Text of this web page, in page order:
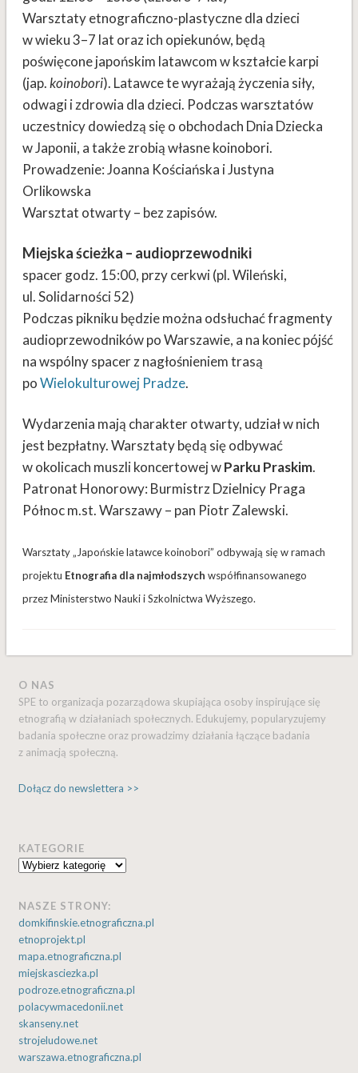
Warsztaty etnograficzno-plastyczne dla dzieci
w wieku 3–7 lat oraz ich opiekunów, będą
poświęcone japońskim latawcom w kształcie karpi
(jap.koinobori). Latawce te wyrażają życzenia siły,
odwagi i zdrowia dla dzieci. Podczas warsztatów
uczestnicy dowiedzą się o obchodach Dnia Dziecka
w Japonii, a także zrobią własne koinobori.
Prowadzenie: Joanna Kościańska i Justyna
Orlikowska
Warsztat otwarty – bez zapisów.
Miejska ścieżka – audioprzewodniki
spacer godz. 15:00, przy cerkwi (pl. Wileński,
ul. Solidarności 52)
Podczas pikniku będzie można odsłuchać fragmenty
audioprzewodników po Warszawie, a na koniec pójść
na wspólny spacer z nagłośnieniem trasą
poWielokulturowej Pradze.
Wydarzenia mają charakter otwarty, udział w nich
jest bezpłatny. Warsztaty będą się odbywać
w okolicach muszli koncertowej wParku Praskim.
Patronat Honorowy: Burmistrz Dzielnicy Praga
Północ m.st. Warszawy – pan Piotr Zalewski.
Warsztaty „Japońskie latawce koinobori” odbywają się w ramach
projektu Etnografia dla najmłodszych współfinansowanego
przez Ministerstwo Nauki i Szkolnictwa Wyższego.
O NAS
SPE to organizacja pozarządowa skupiająca osoby inspirujące się
etnografią w działaniach społecznych. Edukujemy, popularyzujemy
badania społeczne oraz prowadzimy działania łączące badania
z animacją społeczną.
Dołącz do newslettera >>
KATEGORIE
Kategorie
NASZE STRONY:
domkifinskie.etnograficzna.pl
etnoprojekt.pl
mapa.etnograficzna.pl
miejskasciezka.pl
podroze.etnograficzna.pl
polacywmacedonii.net
skanseny.net
strojeludowe.net
warszawa.etnograficzna.pl